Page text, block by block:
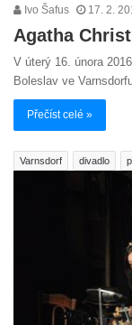
Ivo Šafus 17. 2.
Agatha
V úterý 16. února
Boleslav ve
Přečíst celé »
Varnsdorf divadlo